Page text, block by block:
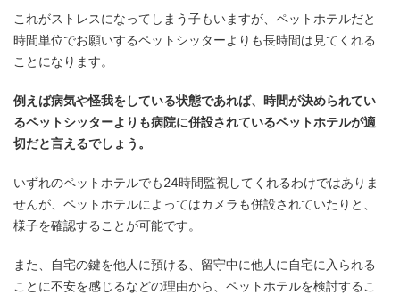
これがストレスになってしまう子もいますが、ペットホテルだと
時間単位でお願いするペットシッターよりも長時間は見てくれる
ことになります。
例えば病気や怪我をしている状態であれば、時間が決められてい
るペットシッターよりも病院に併設されているペットホテルが適
切だと言えるでしょう。
いずれのペットホテルでも24時間監視してくれるわけではありま
せんが、ペットホテルによってはカメラも併設されていたりと、
様子を確認することが可能です。
また、自宅の鍵を他人に預ける、留守中に他人に自宅に入られる
ことに不安を感じるなどの理由から、ペットホテルを検討するこ